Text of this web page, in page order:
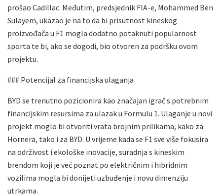
prošao Cadillac. Međutim, predsjednik FIA-e, Mohammed Ben
Sulayem, ukazao je na to da bi prisutnost kineskog
proizvođača u F1 mogla dodatno potaknuti popularnost
sporta te bi, ako se dogodi, bio otvoren za podršku ovom
projektu.
### Potencijal za financijska ulaganja
BYD se trenutno pozicionira kao značajan igrač s potrebnim
financijskim resursima za ulazak u Formulu 1. Ulaganje u novi
projekt moglo bi otvoriti vrata brojnim prilikama, kako za
Hornera, tako i za BYD. U vrijeme kada se F1 sve više fokusira
na održivost i ekološke inovacije, suradnja s kineskim
brendom koji je već poznat po električnim i hibridnim
vozilima mogla bi donijeti uzbuđenje i novu dimenziju
utrkama.